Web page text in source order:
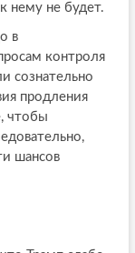
нему не будет.
в
контроля
сознательно
продления
чтобы
шансов